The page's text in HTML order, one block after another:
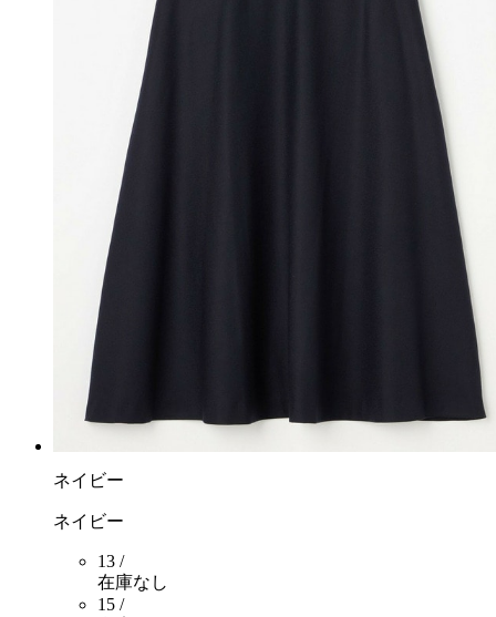
ネイビー
ネイビー
13 /
在庫なし
15 /